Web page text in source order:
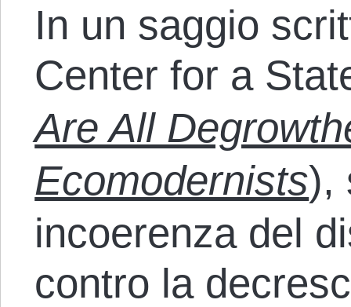
In un saggio
Center for a
Are All
Ecomodernists),
incoerenza del
contro la